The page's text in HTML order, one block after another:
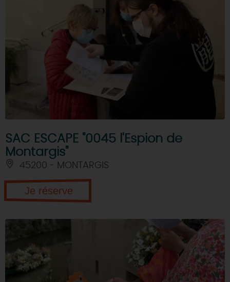
SAC ESCAPE "0045 l'Espion de
Montargis"
45200 - MONTARGIS
Je réserve